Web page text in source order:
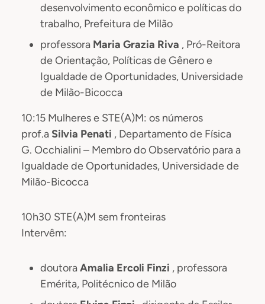
desenvolvimento econômico e políticas do
trabalho, Prefeitura de Milão
professora Maria Grazia Riva , Pró-Reitora
de Orientação, Políticas de Gênero e
Igualdade de Oportunidades, Universidade
de Milão-Bicocca
10:15 Mulheres e STE(A)M: os números
prof.a Silvia Penati , Departamento de Física
G. Occhialini – Membro do Observatório para a
Igualdade de Oportunidades, Universidade de
Milão-Bicocca
10h30 STE(A)M sem fronteiras
Intervêm:
doutoraAmalia Ercoli Finzi , professora
Emérita, Politécnico de Milão